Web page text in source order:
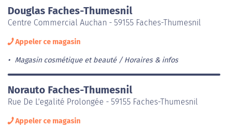
Douglas Faches-Thumesnil
Centre Commercial Auchan - 59155 Faches-Thumesnil
Appeler ce magasin
Magasin cosmétique et beauté Horaires & infos
Norauto Faches-Thumesnil
Rue De L'egalité Prolongée - 59155 Faches-Thumesnil
Appeler ce magasin